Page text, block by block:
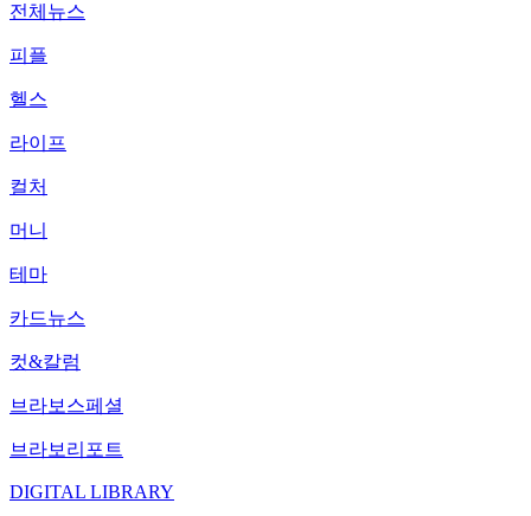
전체뉴스
피플
헬스
라이프
컬처
머니
테마
카드뉴스
컷&칼럼
브라보스페셜
브라보리포트
DIGITAL LIBRARY